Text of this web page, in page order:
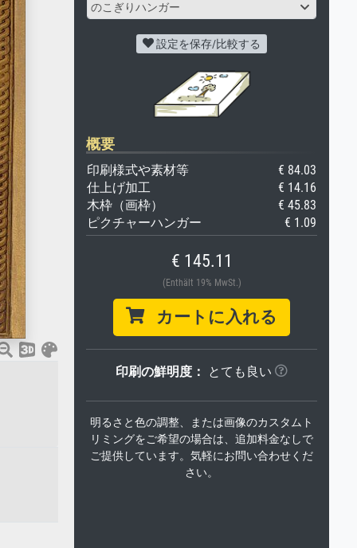
のこぎりハンガー
設定を保存/比較する
概要
印刷様式や素材等
€ 84.03
仕上げ加工
€ 14.16
木枠（画枠）
€ 45.83
ピクチャーハンガー
€ 1.09
€ 145.11
(Enthält 19% MwSt.)
カートに入れる
印刷の鮮明度： とても良い
明るさと色の調整、または画像のカスタムト
リミングをご希望の場合は、追加料金なしで
ご提供しています。気軽にお問い合わせくだ
さい。